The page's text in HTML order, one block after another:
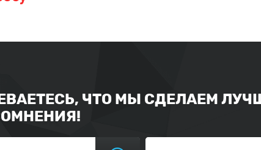
ЧТО МЫ СДЕЛАЕМ